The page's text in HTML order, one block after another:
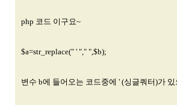
php 코드 이구요~
$a=str_replace(" ' "," ",$b);
변수 b에 들어오는 코드중에 ' (싱글쿼터)가